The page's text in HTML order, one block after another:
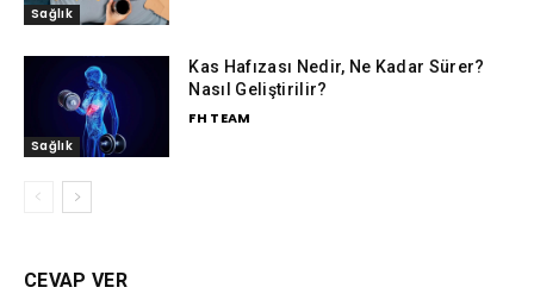
Sağlık
Sağlık
Kas Hafızası Nedir, Ne Kadar Sürer?
Nasıl Geliştirilir?
FH TEAM
CEVAP VER